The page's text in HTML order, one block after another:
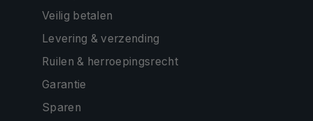
Veilig betalen
Levering & verzending
Ruilen & herroepingsrecht
Garantie
Sparen